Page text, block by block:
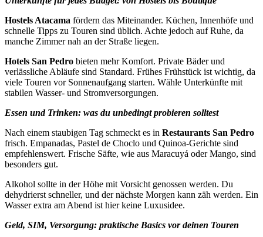
Hostels Atacama fördern das Miteinander. Küchen, Innenhöfe und
schnelle Tipps zu Touren sind üblich. Achte jedoch auf Ruhe, da
manche Zimmer nah an der Straße liegen.
Hotels San Pedro bieten mehr Komfort. Private Bäder und
verlässliche Abläufe sind Standard. Frühes Frühstück ist wichtig, da
viele Touren vor Sonnenaufgang starten. Wähle Unterkünfte mit
stabilen Wasser- und Stromversorgungen.
Essen und Trinken: was du unbedingt probieren solltest
Nach einem staubigen Tag schmeckt es in Restaurants San Pedro
frisch. Empanadas, Pastel de Choclo und Quinoa-Gerichte sind
empfehlenswert. Frische Säfte, wie aus Maracuyá oder Mango, sind
besonders gut.
Alkohol sollte in der Höhe mit Vorsicht genossen werden. Du
dehydrierst schneller, und der nächste Morgen kann zäh werden. Ein
Wasser extra am Abend ist hier keine Luxusidee.
Geld, SIM, Versorgung: praktische Basics vor deinen Touren